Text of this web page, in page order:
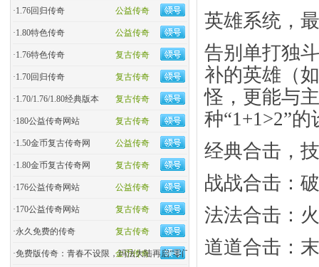
公益传奇
·1.76回归传奇
公益传奇
·1.80特色传奇
复古传奇
·1.76特色传奇
复古传奇
·1.70回归传奇
复古传奇
·1.70/1.76/1.80经典版本
复古传奇
·180公益传奇网站
公益传奇
·1.50金币复古传奇网
复古传奇
·1.80金币复古传奇网
公益传奇
·176公益传奇网站
复古传奇
·170公益传奇网站
复古传奇
·永久免费的传奇
金币传奇
·免费版传奇：青春不设限，玛法大陆再启“零门槛”热血
英雄系统，
告别单打独
补的英雄（
怪，更能与
种“1+1>2”
经典合击，
战战合击：
法法合击：
道道合击：